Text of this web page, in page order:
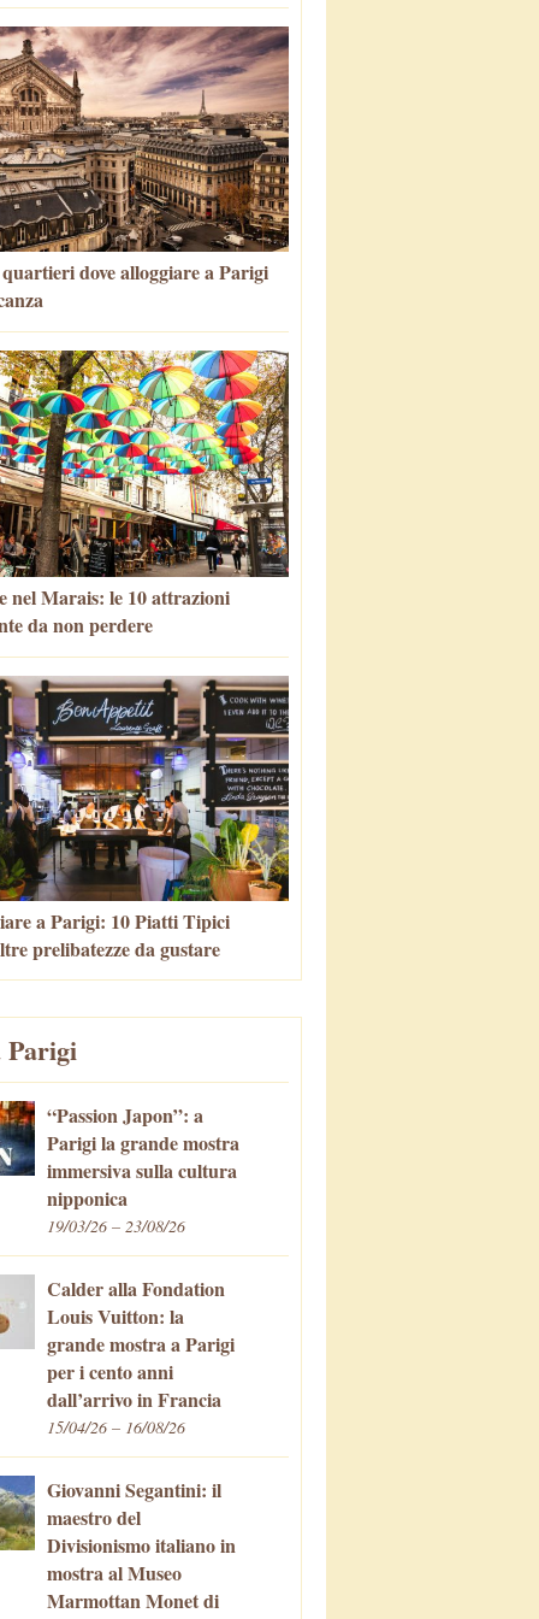
dove alloggiare a Parigi
nel Marais: le 10 attrazioni
da non perdere
a Parigi: 10 Piatti Tipici
prelibatezze da gustare
Parigi
“Passion Japon”: a
Parigi la grande mostra
immersiva sulla cultura
nipponica
19/03/26 – 23/08/26
Calder alla Fondation
Louis Vuitton: la
grande mostra a Parigi
per i cento anni
dall’arrivo in Francia
15/04/26 – 16/08/26
Giovanni Segantini: il
maestro del
Divisionismo italiano in
mostra al Museo
Marmottan Monet di